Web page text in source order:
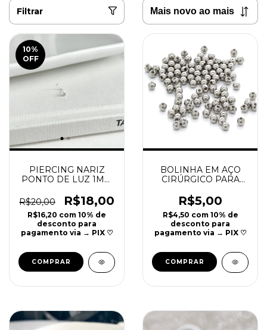
Filtrar
10%
OFF
PIERCING NARIZ
PONTO DE LUZ 1MM
R$20,00
R$18,00
R$16,20 com 10% de
desconto para
pagamento via → PIX ♡
BOLINHA EM AÇO
CIRÚRGICO PARA
R$5,00
R$4,50 com 10% de
desconto para
pagamento via → PIX ♡